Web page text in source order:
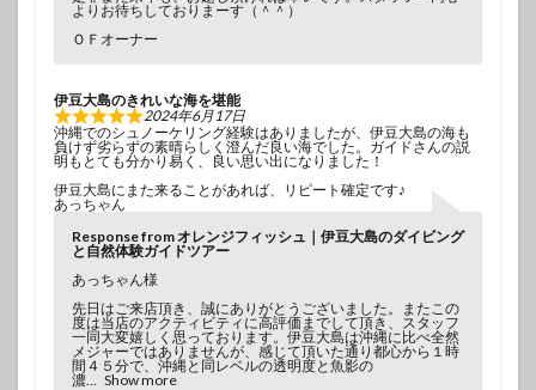
よりお待ちしておりまーす（＾＾）
ＯＦオーナー
伊豆大島のきれいな海を堪能
2024年6月17日
沖縄でのシュノーケリング経験はありましたが、伊豆大島の海も
負けず劣らずの素晴らしく澄んだ良い海でした。ガイドさんの説
明もとても分かり易く、良い思い出になりました！
伊豆大島にまた来ることがあれば、リピート確定です♪
あっちゃん
Response from オレンジフィッシュ｜伊豆大島のダイビング
と自然体験ガイドツアー
あっちゃん様
先日はご来店頂き、誠にありがとうございました。またこの
度は当店のアクティビティに高評価までして頂き、スタッフ
一同大変嬉しく思っております。伊豆大島は沖縄に比べ全然
メジャーではありませんが、感じて頂いた通り都心から１時
間４５分で、沖縄と同レベルの透明度と魚影の
濃
Show more